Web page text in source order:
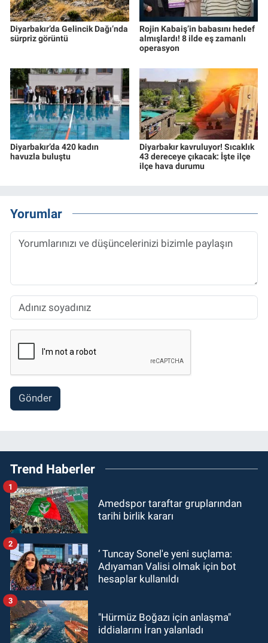
Diyarbakır’da Gelincik Dağı’nda
sürpriz görüntü
Rojin Kabaiş’in babasını hedef
almışlardı! 8 ilde eş zamanlı
operasyon
Diyarbakır’da 420 kadın
havuzla buluştu
Diyarbakır kavruluyor! Sıcaklık
43 dereceye çıkacak: İşte ilçe
ilçe hava durumu
Yorumlar
Gönder
Trend Haberler
Amedspor taraftar gruplarından
tarihi birlik kararı
1
‘ Tuncay Sonel'e yeni suçlama:
Adıyaman Valisi olmak için bot
hesaplar kullanıldı
2
"Hürmüz Boğazı için anlaşma"
iddialarını İran yalanladı
3